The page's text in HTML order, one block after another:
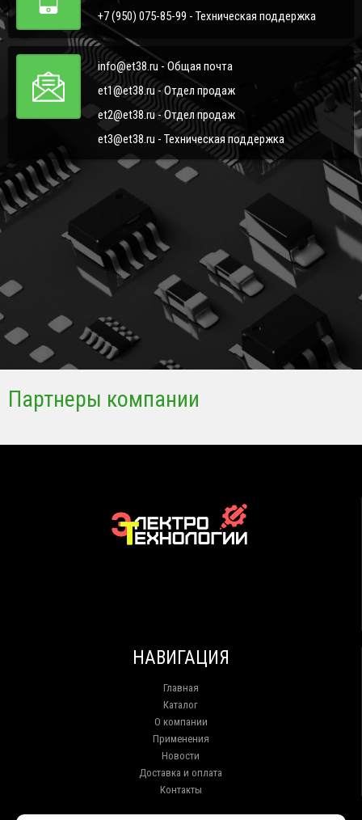
+7 (950) 075-85-99 - Техническая поддержка
info@et38.ru - Общая почта
et1@et38.ru - Отдел продаж
et2@et38.ru - Отдел продаж
et3@et38.ru - Техническая поддержка
Партнеры компании
НАВИГАЦИЯ
Главная
Каталог
О компании
Применения
Новости
Доставка и оплата
Контакты